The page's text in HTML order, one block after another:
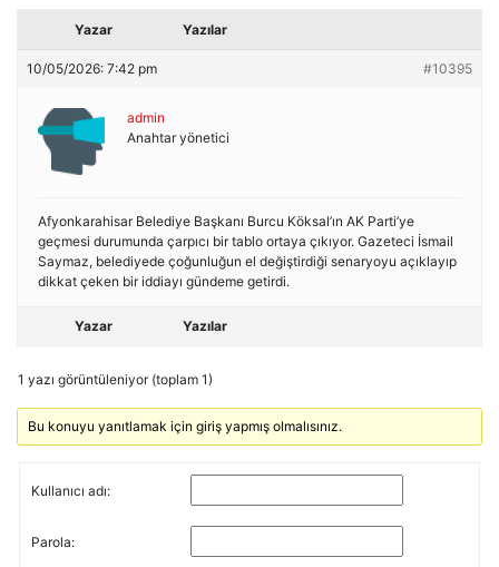
Yazar Yazılar
10/05/2026: 7:42 pm #10395
admin
Anahtar yönetici
Afyonkarahisar Belediye Başkanı Burcu Köksal’ın AK Parti’ye
geçmesi durumunda çarpıcı bir tablo ortaya çıkıyor. Gazeteci İsmail
Saymaz, belediyede çoğunluğun el değiştirdiği senaryoyu açıklayıp
dikkat çeken bir iddiayı gündeme getirdi.
Yazar Yazılar
1 yazı görüntüleniyor (toplam 1)
Bu konuyu yanıtlamak için giriş yapmış olmalısınız.
Kullanıcı adı:
Parola: